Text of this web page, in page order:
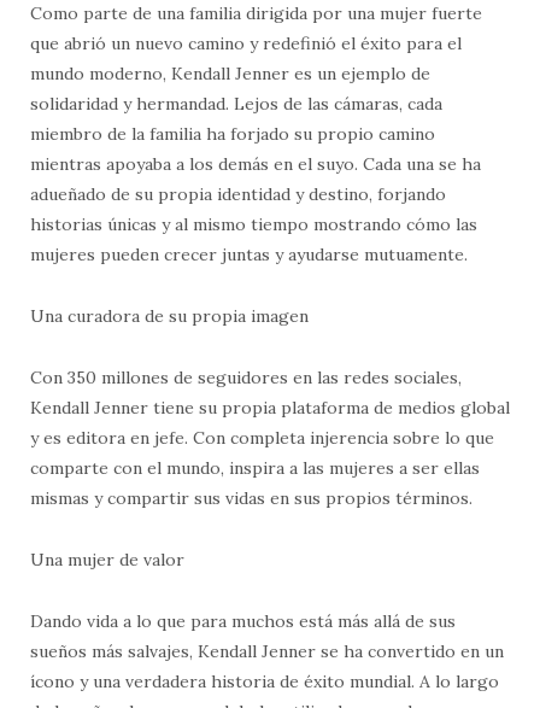
Como parte de una familia dirigida por una mujer fuerte
que abrió un nuevo camino y redefinió el éxito para el
mundo moderno, Kendall Jenner es un ejemplo de
solidaridad y hermandad. Lejos de las cámaras, cada
miembro de la familia ha forjado su propio camino
mientras apoyaba a los demás en el suyo. Cada una se ha
adueñado de su propia identidad y destino, forjando
historias únicas y al mismo tiempo mostrando cómo las
mujeres pueden crecer juntas y ayudarse mutuamente.
Una curadora de su propia imagen
Con 350 millones de seguidores en las redes sociales,
Kendall Jenner tiene su propia plataforma de medios global
y es editora en jefe. Con completa injerencia sobre lo que
comparte con el mundo, inspira a las mujeres a ser ellas
mismas y compartir sus vidas en sus propios términos.
Una mujer de valor
Dando vida a lo que para muchos está más allá de sus
sueños más salvajes, Kendall Jenner se ha convertido en un
ícono y una verdadera historia de éxito mundial. A lo largo